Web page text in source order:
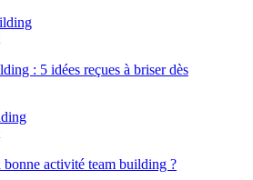
: 5 idées reçues à briser dès
activité team building ?